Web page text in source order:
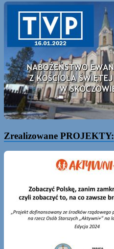
Zrealizowane PROJEKTY: